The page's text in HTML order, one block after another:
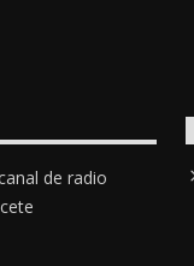
de radio